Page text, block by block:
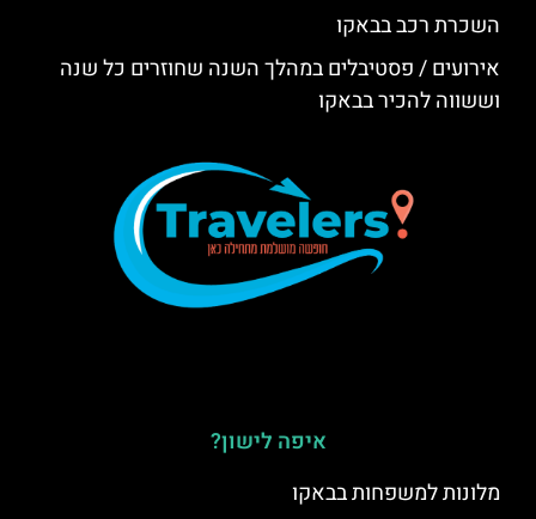
השכרת רכב בבאקו
אירועים / פסטיבלים במהלך השנה שחוזרים כל שנה
וששווה להכיר בבאקו
איפה לישון?
מלונות למשפחות בבאקו